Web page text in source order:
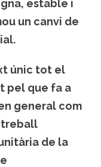
estable i
un canvi de
únic tot el
pel que fa a
general com
treball
de la